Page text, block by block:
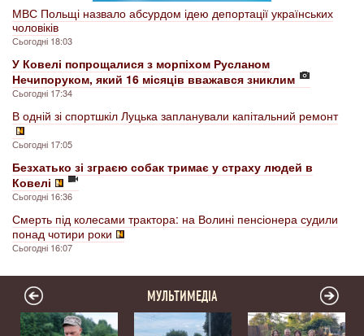
МВС Польщі назвало абсурдом ідею депортації українських
чоловіків
Сьогодні 18:03
У Ковелі попрощалися з морпіхом Русланом
Нечипоруком, який 16 місяців вважався зниклим
Сьогодні 17:34
В одній зі спортшкіл Луцька запланували капітальний ремонт
Сьогодні 17:05
Безхатько зі зграєю собак тримає у страху людей в
Ковелі
Сьогодні 16:36
Смерть під колесами трактора: на Волині пенсіонера судили
понад чотири роки
Сьогодні 16:07
МУЛЬТИМЕДІА